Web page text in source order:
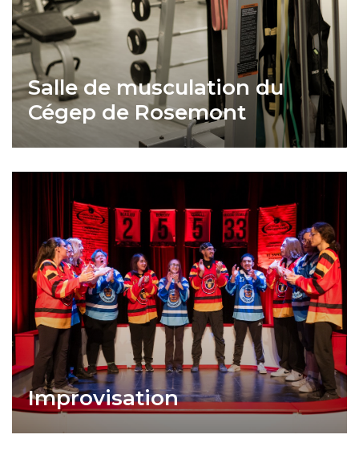
Salle de musculation du
Cégep de Rosemont
Improvisation